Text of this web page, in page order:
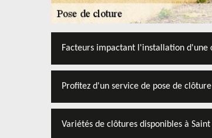
Facteurs impactant l'installation d'une
Profitez d'un service de pose de
Variétés de clôtures disponibles à